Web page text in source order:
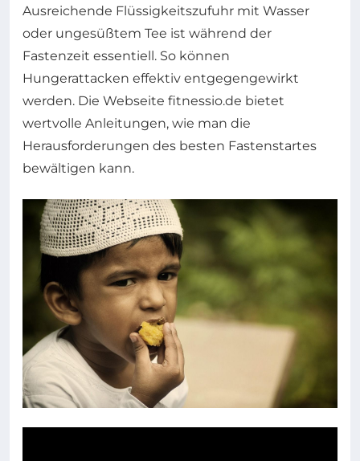
Ausreichende Flüssigkeitszufuhr mit Wasser
oder ungesüßtem Tee ist während der
Fastenzeit essentiell. So können
Hungerattacken effektiv entgegengewirkt
werden. Die Webseite fitnessio.de bietet
wertvolle Anleitungen, wie man die
Herausforderungen des besten Fastenstartes
bewältigen kann.